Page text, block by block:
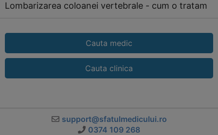
Lombarizarea coloanei vertebrale - cum o tratam
Cauta medic
Cauta clinica
support@sfatulmedicului.ro
0374 109 268